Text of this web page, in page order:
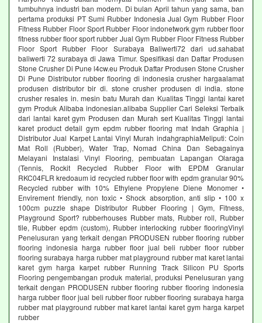
tumbuhnya industri ban modern. Di bulan April tahun yang sama, ban
pertama produksi PT Sumi Rubber Indonesia Jual Gym Rubber Floor
Fitness Rubber Floor Sport Rubber Floor indonetwork gym rubber floor
fitness rubber floor sport rubber Jual Gym Rubber Floor Fitness Rubber
Floor Sport Rubber Floor Surabaya Baliwerti72 dari ud.sahabat
baliwerti 72 surabaya di Jawa Timur. Spesifikasi dan Daftar Produsen
Stone Crusher Di Pune l4cw.eu Produk Daftar Produsen Stone Crusher
Di Pune Distributor rubber flooring di indonesia crusher hargaalamat
produsen distributor bir di. stone crusher produsen di india. stone
crusher resales in. mesin batu Murah dan Kualitas Tinggi lantai karet
gym Produk Alibaba indonesian.alibaba Supplier Cari Seleksi Terbaik
dari lantai karet gym Produsen dan Murah sert Kualitas Tinggi lantai
karet product detail gym epdm rubber flooring mat Indah Graphia |
Distributor Jual Karpet Lantai Vinyl Murah indahgraphiaMeliputi: Coin
Mat Roll (Rubber), Water Trap, Nomad China Dan Sebagainya
Melayani Instalasi Vinyl Flooring, pembuatan Lapangan Olaraga
(Tennis, Rockit Recycled Rubber Floor with EPDM Granular
RKC04FLR kredoaum id recycled rubber floor with epdm granular 90%
Recycled rubber with 10% Ethylene Propylene Diene Monomer •
Envirement friendly, non toxic • Shock absorption, anti slip • 100 x
100cm puzzle shape Distributor Rubber Flooring | Gym, Fitness,
Playground Sport? rubberhouses Rubber mats, Rubber roll, Rubber
tile, Rubber epdm (custom), Rubber interlocking rubber flooringVinyl
Penelusuran yang terkait dengan PRODUSEN rubber flooring rubber
flooring indonesia harga rubber floor jual beli rubber floor rubber
flooring surabaya harga rubber mat playground rubber mat karet lantai
karet gym harga karpet rubber Running Track Silicon PU Sports
Flooring pengembangan produk material, produksi Penelusuran yang
terkait dengan PRODUSEN rubber flooring rubber flooring indonesia
harga rubber floor jual beli rubber floor rubber flooring surabaya harga
rubber mat playground rubber mat karet lantai karet gym harga karpet
rubber